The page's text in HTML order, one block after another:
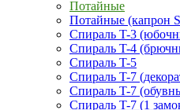
Потайные
Потайные (капрон
Спираль T-3
Спираль T-4
Спираль T-5
Спираль T-7
Спираль T-7
Спираль T-7 (1